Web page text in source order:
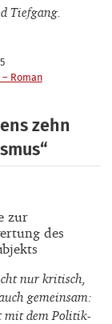
Tiefgang.
Roman
zehn
zur
des
nur kritisch,
gemeinsam:
mit dem Politik-